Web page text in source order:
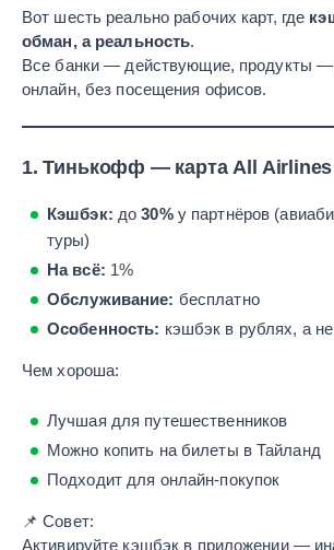
Вот шесть реально рабочих карт, где
обман, а реальность.
Все банки — действующие, продукты —
онлайн, без посещения офисов.
1.Тинькофф — карта All Airlines
Кэшбэк: до30%у партнёров
туры)
На всё: 1%
Обслуживание: бесплатно
Особенность: кэшбэк в рублях, а
Чем хороша:
Лучшая для путешественников
Можно копить на билеты в Тайланд
Подходит для онлайн-покупок
📌 Совет:
Активируйте кэшбэк в приложении —